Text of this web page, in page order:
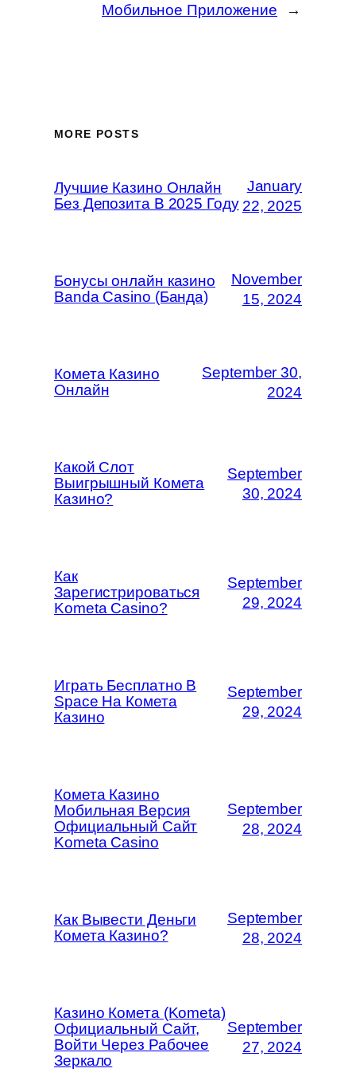
Мобильное Приложение
→
MORE POSTS
Лучшие Казино Онлайн
Без Депозита В 2025 Году
January
22, 2025
Бонусы онлайн казино
Banda Casino (Банда)
November
15, 2024
Комета Казино
Онлайн
September 30,
2024
Какой Слот
Выигрышный Комета
Казино?
September
30, 2024
Как
Зарегистрироваться
Kometa Casino?
September
29, 2024
Играть Бесплатно В
Space На Комета
Казино
September
29, 2024
Комета Казино
Мобильная Версия
Официальный Сайт
Kometa Casino
September
28, 2024
Как Вывести Деньги
Комета Казино?
September
28, 2024
Казино Комета (Kometa)
Официальный Сайт,
Войти Через Рабочее
Зеркало
September
27, 2024